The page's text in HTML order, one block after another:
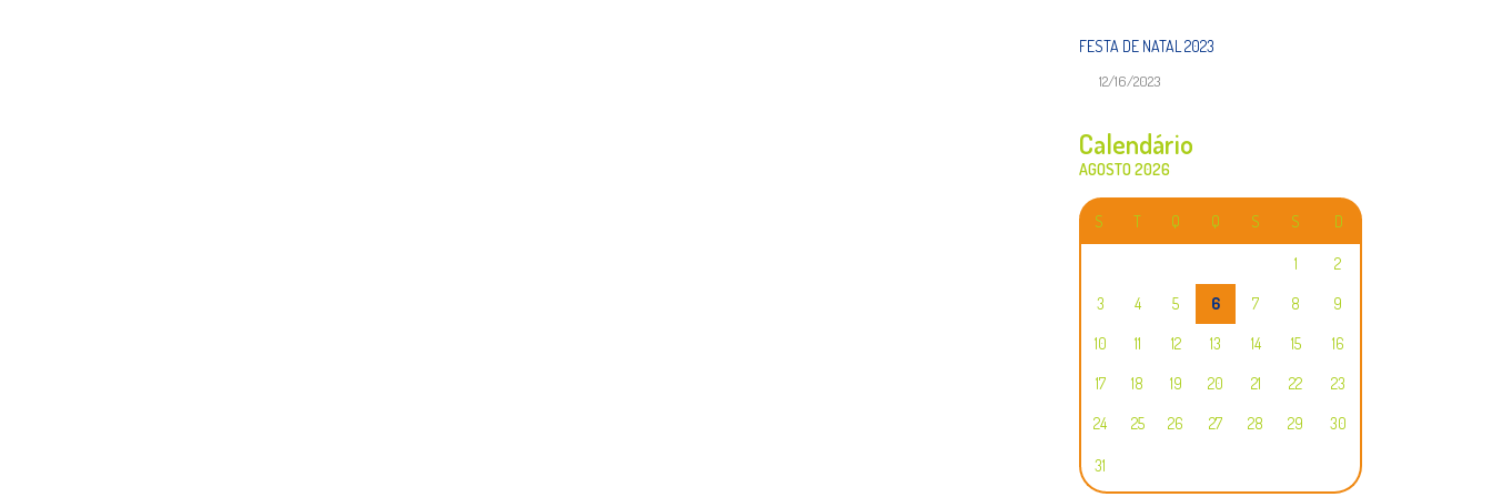
FESTA DE NATAL 2023
12/16/2023
Calendário
AGOSTO 2026
S T Q Q S S D
1 2
3 4 5 6 7 8 9
10 11 12 13 14 15 16
17 18 19 20 21 22 23
24 25 26 27 28 29 30
31